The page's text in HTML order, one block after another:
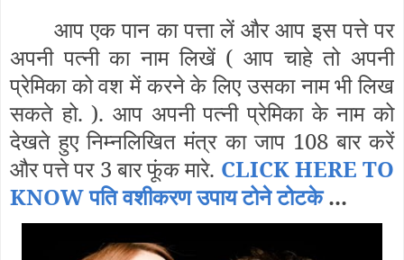
आप एक पान का पत्ता लें और आप इस पत्ते पर
अपनी पत्नी का नाम लिखें ( आप चाहे तो अपनी
प्रेमिका को वश में करने के लिए उसका नाम भी लिख
सकते हो. ). आप अपनी पत्नी प्रेमिका के नाम को
देखते हुए निम्नलिखित मंत्र का जाप 108 बार करें
और पत्ते पर 3 बार फूंक मारे. CLICK HERE TO
KNOW पति वशीकरण उपाय टोने टोटके...